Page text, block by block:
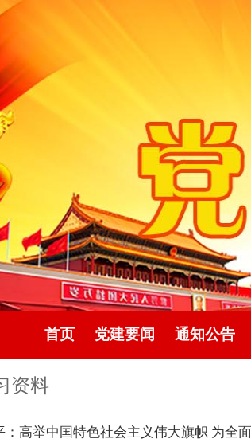
首页 党建要闻 通知公告
资料
：高举中国特色社会主义伟大旗帜 为全